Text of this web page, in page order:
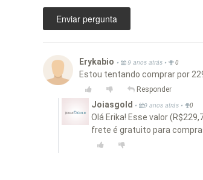
Enviar pergunta
Erykabio • 9 anos atrás • 0
Estou tentando comprar por
Responder
Joiasgold • 9 anos atrás • 0
Olá Erika! Esse valor
frete é gratuito para